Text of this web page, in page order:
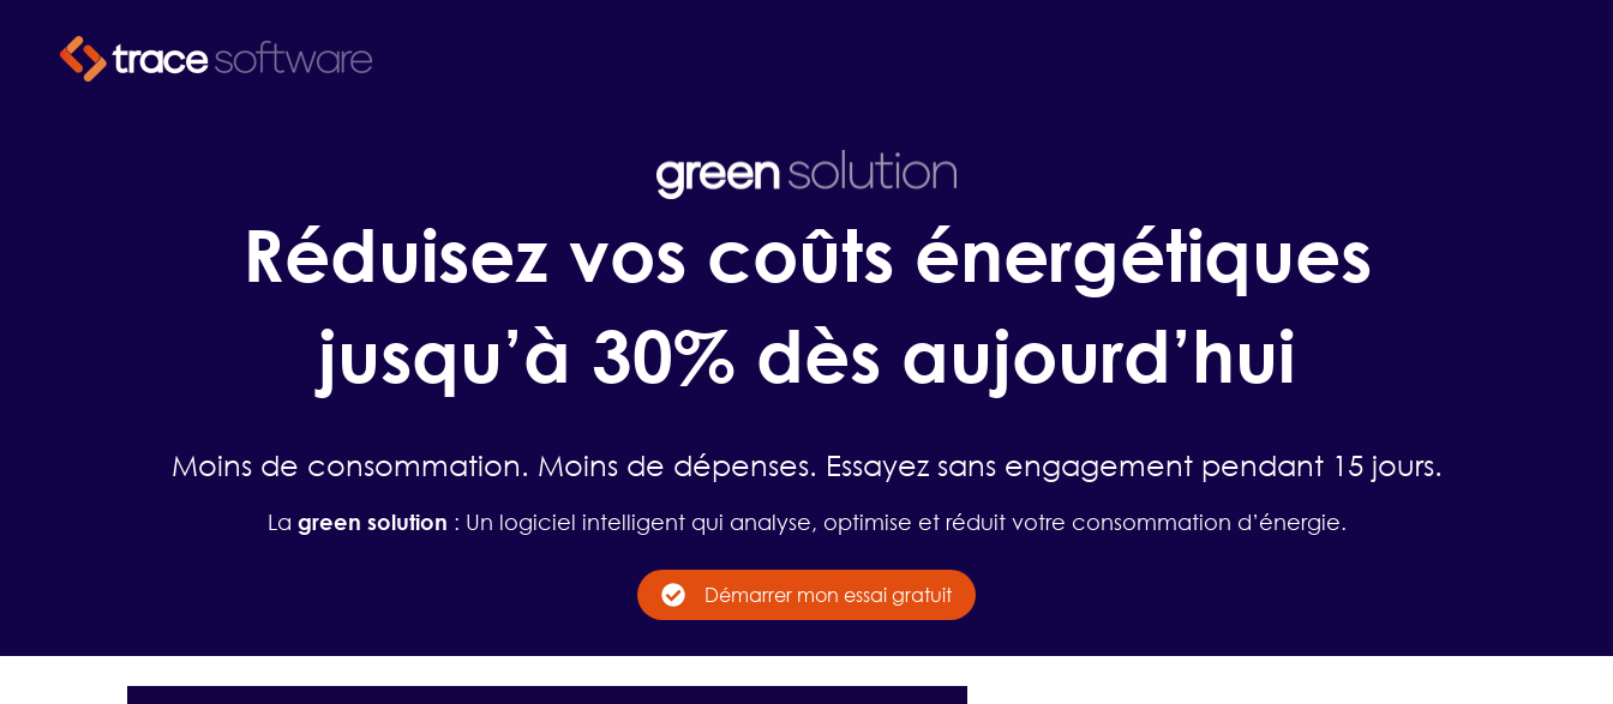
Réduisez vos coûts énergétiques
jusqu’à 30% dès aujourd’hui
Moins de consommation. Moins de dépenses. Essayez sans engagement pendant 15 jours.
La green solution : Un logiciel intelligent qui analyse, optimise et réduit votre consommation d’énergie.
Démarrer mon essai gratuit